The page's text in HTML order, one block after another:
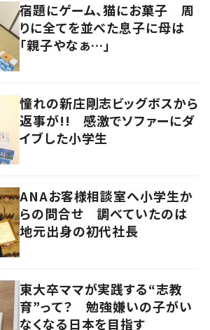
宿題にゲーム、猫にお菓子 周
りに全てを並べた息子に母は
「親子やなぁ…」
憧れの新庄剛志ビッグボスから
返事が!! 感激でソファーにダ
イブした小学生
ANAお客様相談室へ小学生か
らの問合せ 調べていたのは
地元出身の初代社長
東大卒ママが実践する“志教
育”って？ 勉強嫌いの子がい
なくなる日本を目指す